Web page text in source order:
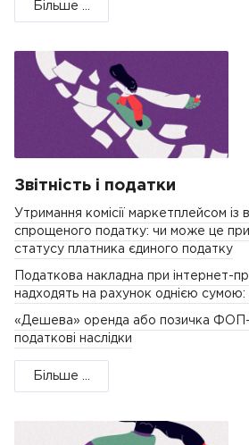
Більше ...
Звітність і податки
Утримання комісії маркетплейсом із
спрощеного податку: чи може це
статусу платника єдиного податку
Податкова накладна при інтернет-
надходять на рахунок однією сумою:
«Дешева» оренда або позичка ФОП-
податкові наслідки
Більше ...